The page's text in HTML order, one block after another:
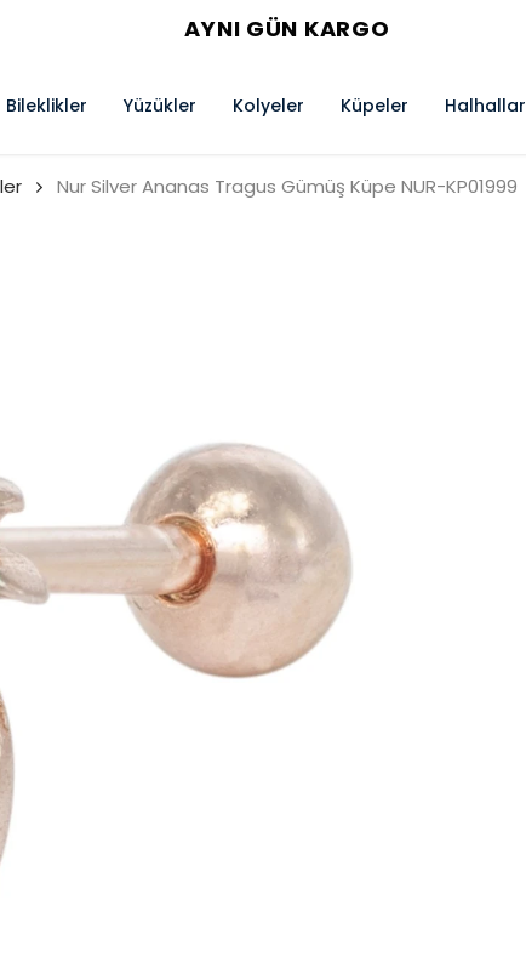
AYNI GÜN KARGO
Bileklikler Yüzükler Kolyeler Küpeler Halhallar
Nur Silver Ananas Tragus Gümüş Küpe NUR-KP01999